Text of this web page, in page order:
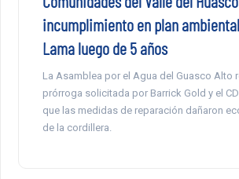
incumplimiento en plan
Lama luego de 5 años
La Asamblea por el Agua del Guasco Alto
prórroga solicitada por Barrick Gold y el
que las medidas de reparación dañaron
de la cordillera.